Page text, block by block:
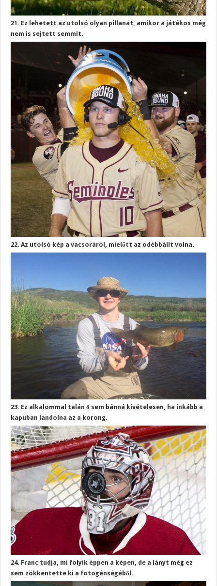
21. Ez lehetett az utolsó olyan pillanat, amikor a játékos még
nem is sejtett semmit.
22. Az utolsó kép a vacsoráról, mielőtt az odébbállt volna.
23. Ez alkalommal talán ő sem bánná kivételesen, ha inkább a
kapuban landolna az a korong.
24. Franc tudja, mi folyik éppen a képen, de a lányt még ez
sem zökkentette ki a fotogénségéből.